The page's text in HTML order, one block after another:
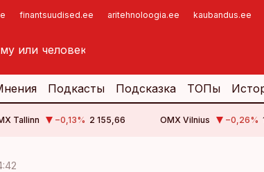
finantsuudised.ee aritehnoloogia.ee kaubandus.ee
Подкасты Подсказка ТОПы
Tallinn −0,13% 2 155,66 OMX Vilnius −0,26%